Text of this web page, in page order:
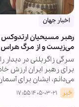
اخبار جهان
رهبر مسیحیان ارتدوکس
می‌زیست و از مرگ
سرگی زاگربلنی در
برای رهبر ایران ارزش
می‌دانم، ایشان برای
خبر ۱۴۰۵-۰۳-۲۱ ۱۷:۵۵